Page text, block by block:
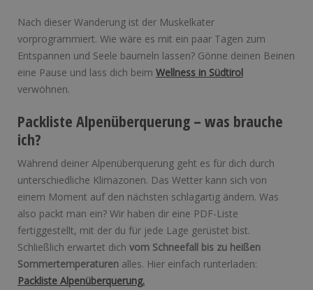
Nach dieser Wanderung ist der Muskelkater
vorprogrammiert. Wie wäre es mit ein paar Tagen zum
Entspannen und Seele baumeln lassen? Gönne deinen Beinen
eine Pause und lass dich beim Wellness in Südtirol
verwöhnen.
Packliste Alpenüberquerung – was brauche
ich?
Während deiner Alpenüberquerung geht es für dich durch
unterschiedliche Klimazonen. Das Wetter kann sich von
einem Moment auf den nächsten schlagartig ändern. Was
also packt man ein? Wir haben dir eine PDF-Liste
fertiggestellt, mit der du für jede Lage gerüstet bist.
Schließlich erwartet dich vom Schneefall bis zu heißen
Sommertemperaturen alles. Hier einfach runterladen:
Packliste Alpenüberquerung.